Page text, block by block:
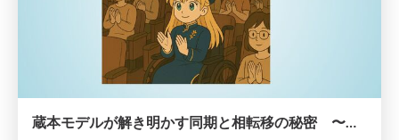
蔵本モデルが解き明かす同期と相転移の秘密 〜拍手のリズムはなぜ揃うのか？〜